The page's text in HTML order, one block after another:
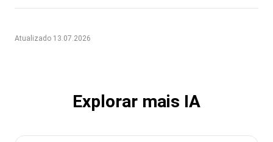
Atualizado 13.07.2026
Explorar mais IA